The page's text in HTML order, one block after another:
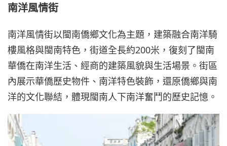
南洋風情街
南洋風情街以閩南僑鄉文化為主題，建築融合南洋騎
樓風格與閩南特色，街道全長約200米，復刻了閩南
華僑在南洋生活、經商的建築風貌與生活場景。街區
內展示華僑歷史物件、南洋特色裝飾，還原僑鄉與南
洋的文化聯結，體現閩南人下南洋奮鬥的歷史記憶。